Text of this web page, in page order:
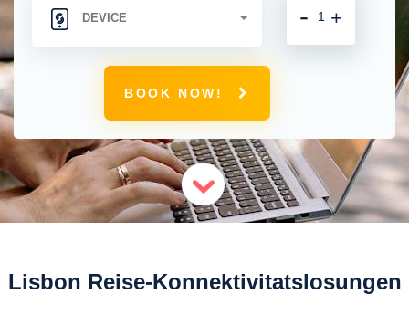
+
-
BOOK NOW!
Lisbon Reise-Konnektivitatslosungen